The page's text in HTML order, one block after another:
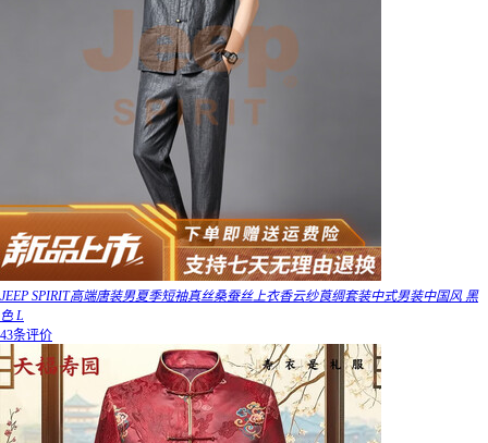
JEEP SPIRIT高端唐装男夏季短袖真丝桑蚕丝上衣香云纱莨绸套装中式男装中国风 黑
色 L
43条评价